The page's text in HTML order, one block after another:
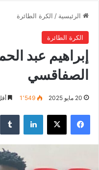
الرئيسية / الكرة الطائرة
الكرة الطائرة
إبراهيم عبد
الصفاقسي
20 مايو 2025 1٬549
فيسبوك ‫X لينكدإن